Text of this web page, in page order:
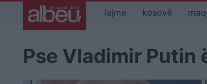
lajme kosovë
Pse Vladimir Putin